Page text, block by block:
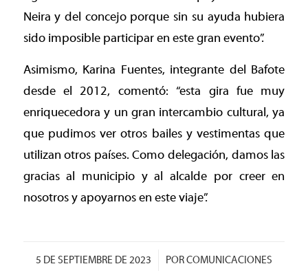
Neira y del concejo porque sin su ayuda hubiera
sido imposible participar en este gran evento”.
Asimismo, Karina Fuentes, integrante del Bafote
desde el 2012, comentó: “esta gira fue muy
enriquecedora y un gran intercambio cultural, ya
que pudimos ver otros bailes y vestimentas que
utilizan otros países. Como delegación, damos las
gracias al municipio y al alcalde por creer en
nosotros y apoyarnos en este viaje”.
5 DE SEPTIEMBRE DE 2023
/ PORCOMUNICACIONES